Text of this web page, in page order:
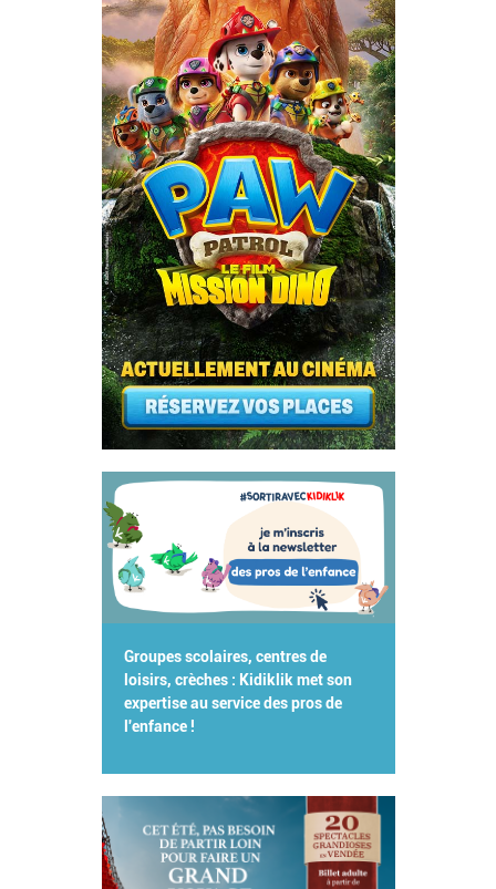
Groupes scolaires, centres de
loisirs, crèches : Kidiklik met son
expertise au service des pros de
l'enfance !